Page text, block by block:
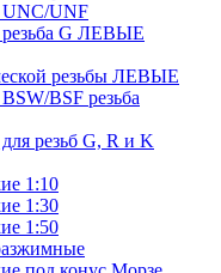
UNF
G ЛЕВЫЕ
резьбы ЛЕВЫЕ
BSF резьба
резьб G, R и K
1:10
1:30
1:50